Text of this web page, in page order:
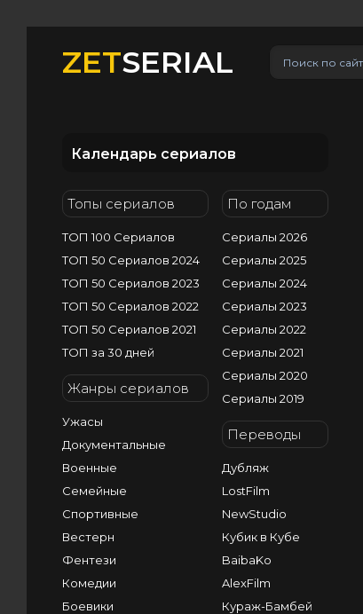
ZETSERIAL
Календарь сериалов
Топы сериалов
ТОП 100 Сериалов
ТОП 50 Сериалов 2024
ТОП 50 Сериалов 2023
ТОП 50 Сериалов 2022
ТОП 50 Сериалов 2021
ТОП за 30 дней
Жанры сериалов
Ужасы
Документальные
Военные
Семейные
Спортивные
Вестерн
Фентези
Комедии
Боевики
По годам
Сериалы 2026
Сериалы 2025
Сериалы 2024
Сериалы 2023
Сериалы 2022
Сериалы 2021
Сериалы 2020
Сериалы 2019
Переводы
Дубляж
LostFilm
NewStudio
Кубик в Кубе
BaibaKo
AlexFilm
Кураж-Бамбей